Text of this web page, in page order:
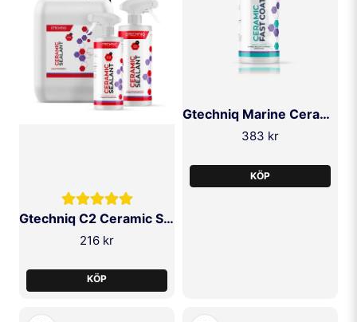
Ja, ni får publicera min fråga
Gtechniq C2 Ceramic Sealant
216 kr
KÖP
Gtechniq Marine Ceramic Fast Coat 500ml
383 kr
KÖP